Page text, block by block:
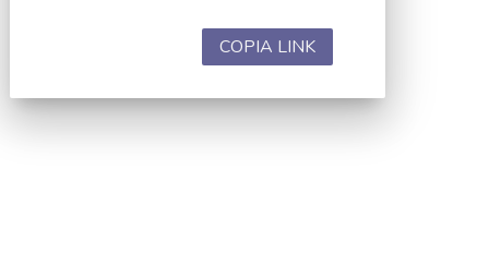
COPIA LINK